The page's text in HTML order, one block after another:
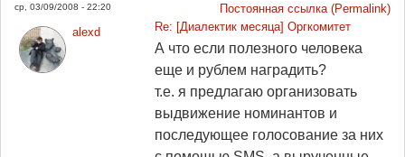
ср, 03/09/2008 - 22:20
Постоянная ссылка (Permalink)
alexd
Re: [Диалектик месяца] Оргкомитет
А что если полезного человека
еще и рублем наградить?
т.е. я предлагаю организовать
выдвижение номинантов и
последующее голосование за них